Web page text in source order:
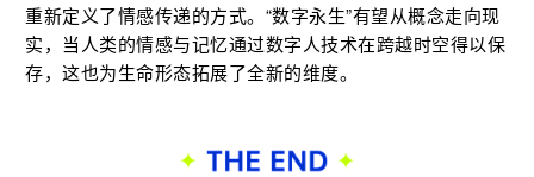
重新定义了情感传递的方式。“数字永生”有望从概念走向现
实，当人类的情感与记忆通过数字人技术在跨越时空得以保
存，这也为生命形态拓展了全新的维度。